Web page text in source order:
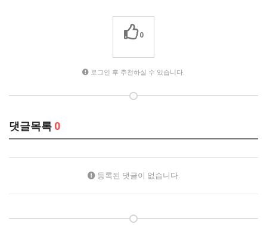
0
로그인 후 추천하실 수 있습니다.
댓글목록 0
등록된 댓글이 없습니다.